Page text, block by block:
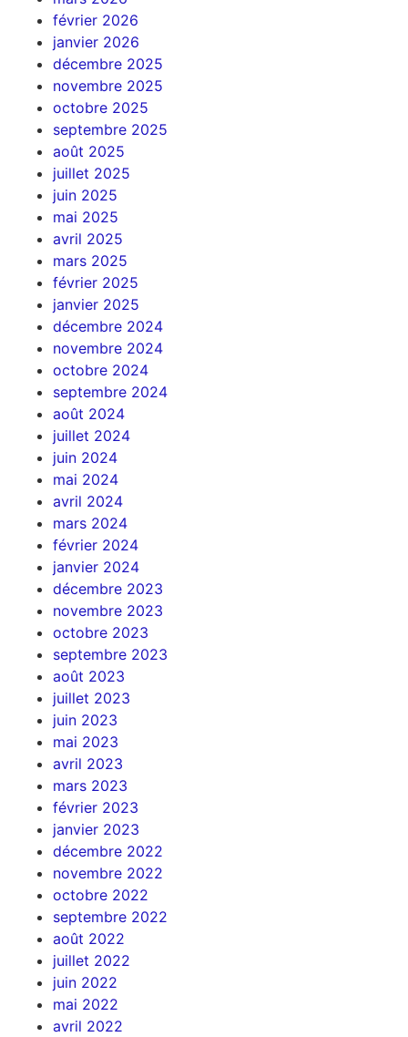
février 2026
janvier 2026
décembre 2025
novembre 2025
octobre 2025
septembre 2025
août 2025
juillet 2025
juin 2025
mai 2025
avril 2025
mars 2025
février 2025
janvier 2025
décembre 2024
novembre 2024
octobre 2024
septembre 2024
août 2024
juillet 2024
juin 2024
mai 2024
avril 2024
mars 2024
février 2024
janvier 2024
décembre 2023
novembre 2023
octobre 2023
septembre 2023
août 2023
juillet 2023
juin 2023
mai 2023
avril 2023
mars 2023
février 2023
janvier 2023
décembre 2022
novembre 2022
octobre 2022
septembre 2022
août 2022
juillet 2022
juin 2022
mai 2022
avril 2022